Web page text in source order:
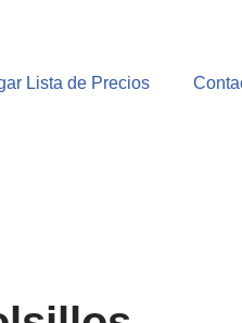
Lista de Precios